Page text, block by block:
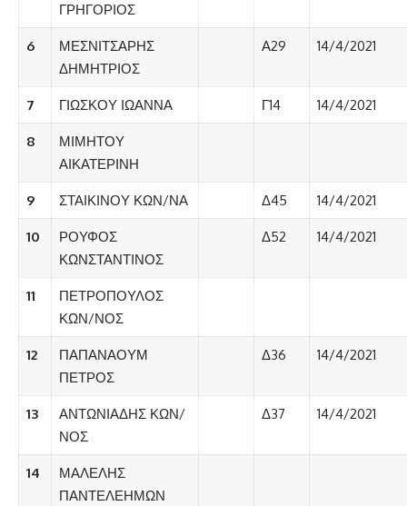
ΓΡΗΓΟΡΙΟΣ
6
ΜΕΣΝΙΤΣΑΡΗΣ
ΔΗΜΗΤΡΙΟΣ
Α29 14/4/2021
7 ΓΙΩΣΚΟΥ ΙΩΑΝΝΑ Γ14 14/4/2021
8
ΜΙΜΗΤΟΥ
ΑΙΚΑΤΕΡΙΝΗ
9 ΣΤΑΙΚΙΝΟΥ ΚΩΝ/ΝΑ Δ45 14/4/2021
10
ΡΟΥΦΟΣ
ΚΩΝΣΤΑΝΤΙΝΟΣ
Δ52 14/4/2021
11
ΠΕΤΡΟΠΟΥΛΟΣ
ΚΩΝ/ΝΟΣ
12
ΠΑΠΑΝΑΟΥΜ
ΠΕΤΡΟΣ
Δ36 14/4/2021
13
ΑΝΤΩΝΙΑΔΗΣ ΚΩΝ/
ΝΟΣ
Δ37 14/4/2021
14
ΜΑΛΕΛΗΣ
ΠΑΝΤΕΛΕΗΜΩΝ